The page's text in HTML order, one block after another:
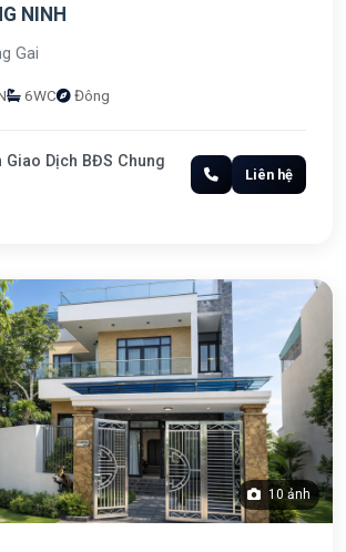
NINH
Gai
6WC Đông
Giao Dịch BĐS Chung
Liên hệ
10 ảnh